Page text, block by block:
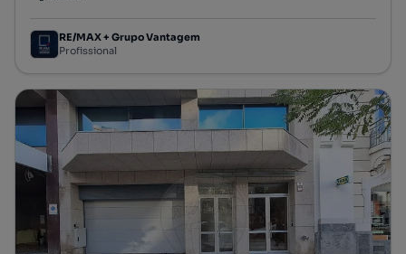
RE/MAX + Grupo Vantagem
Profissional